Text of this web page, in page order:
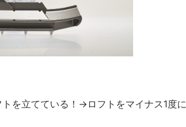
を立てている！→ロフトをマイナス1度に